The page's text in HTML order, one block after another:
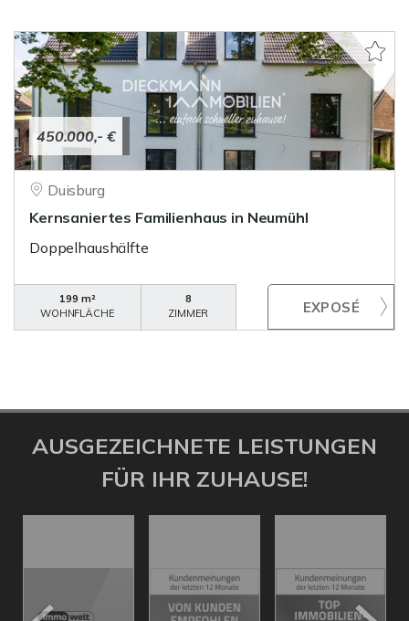
450.000,- €
Duisburg
Kernsaniertes Familienhaus in Neumühl
Doppelhaushälfte
199 m²
WOHNFLÄCHE
8
ZIMMER
AUSGEZEICHNETE LEISTUNGEN
FÜR IHR ZUHAUSE!